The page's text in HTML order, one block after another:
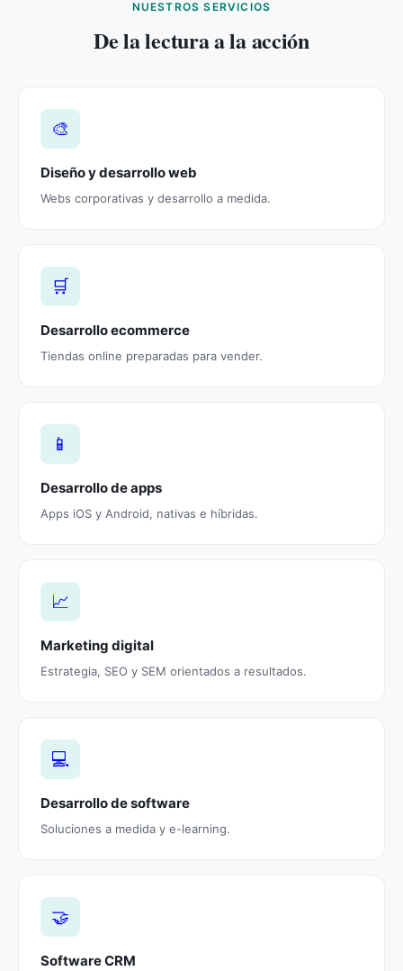
NUESTROS SERVICIOS
De la lectura a la acción
🎨
Diseño y desarrollo web
Webs corporativas y desarrollo a medida.
🛒
Desarrollo ecommerce
Tiendas online preparadas para vender.
📱
Desarrollo de apps
Apps iOS y Android, nativas e híbridas.
📈
Marketing digital
Estrategia, SEO y SEM orientados a resultados.
💻
Desarrollo de software
Soluciones a medida y e-learning.
🤝
Software CRM